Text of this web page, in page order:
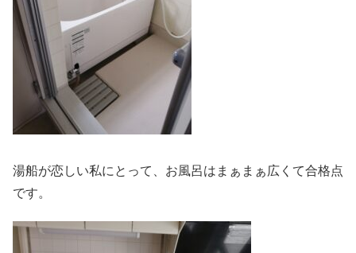
湯船が恋しい私にとって、お風呂はまぁまぁ広くて合格点
です。